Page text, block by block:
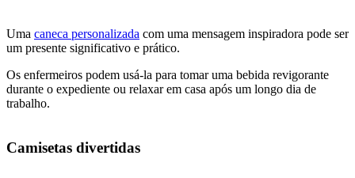
Uma caneca personalizada com uma mensagem inspiradora pode ser
um presente significativo e prático.
Os enfermeiros podem usá-la para tomar uma bebida revigorante
durante o expediente ou relaxar em casa após um longo dia de
trabalho.
Camisetas divertidas